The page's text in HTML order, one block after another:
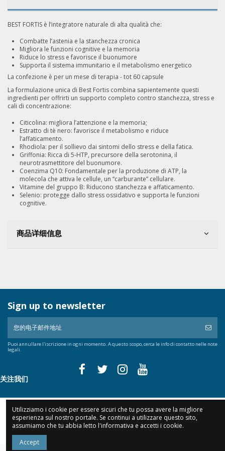
BEST FORTIS è l’integratore naturale di alta qualità che:
Combatte l’astenia e la stanchezza cronica
Migliora le funzioni cognitive e la memoria
Riduce lo stress e favorisce il buonumore
Supporta il sistema immunitario e il metabolismo energetico
La confezione è per un mese di terapia - tot 60 capsule
La formulazione unica di Best Fortis combina sapientemente questi
ingredienti per offrirti un supporto completo contro stanchezza, stress e
cali di concentrazione:
Citicolina: migliora l’attenzione e la memoria;
Estratto di tè nero: favorisce il metabolismo e riduce
l’affaticamento.
Rhodiola: per il sollievo dai sintomi dello stress e della fatica.
Griffonia: Ricca di 5-HTP, precursore della serotonina, il
neurotrasmettitore del buonumore.
Coenzima Q10: Fondamentale per la produzione di ATP, la
molecola che attiva le cellule, un “carburante” cellulare.
Vitamine del gruppo B: Riducono stanchezza e affaticamento.
Selenio: protegge dallo stress ossidativo e supporta le funzioni
cognitive.
商品详细信息
Sign up to newsletter
Puoi annullare l'iscrizione in ogni momento. A questo scopo, cerca le info di contatto nelle note
legali.
关注我们
Collegamenti
Utilizziamo i cookie per essere sicuri che tu possa avere la migliore
esperienza sul nostro portale. Se continui a utilizzare questo sito,
assumiamo che tu abbia letto l'informativa e accetti i cookie.
Accept